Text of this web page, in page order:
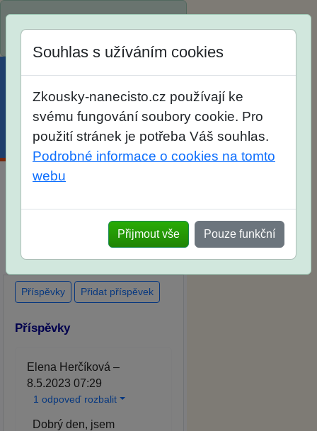
Menu Účet Košík
po skutečných přijímacích
zkouškách
Souhlas s užíváním cookies
Zkousky-nanecisto.cz používají ke
svému fungování soubory cookie. Pro
použití stránek je potřeba Váš souhlas.
Podrobné informace o cookies na tomto
webu
Přijmout vše Pouze funkční
Příspěvky Přidat příspěvek
Příspěvky
Elena Herčíková –
8.5.2023 07:29
1 odpoveď rozbalit
Dobrý den, jsem